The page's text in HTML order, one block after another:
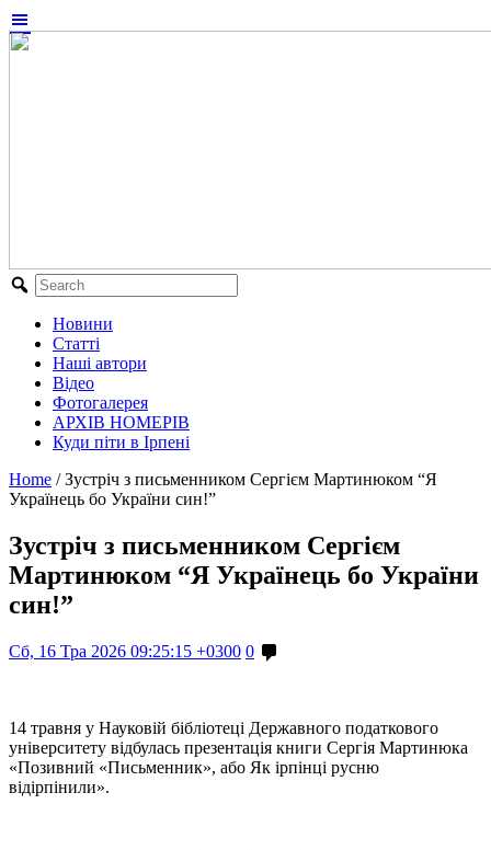
Новини
Статті
Наші автори
Відео
Фотогалерея
АРХІВ НОМЕРІВ
Куди піти в Ірпені
Home / Зустріч з письменником Сергієм Мартинюком “Я
Українець бо України син!”
Зустріч з письменником Сергієм
Мартинюком “Я Українець бо України
син!”
Сб, 16 Тра 2026 09:25:15 +0300 0
14 травня у Науковій бібліотеці Державного податкового
університету відбулась презентація книги Сергія Мартинюка
«Позивний «Письменник», або Як ірпінці русню
відірпінили».